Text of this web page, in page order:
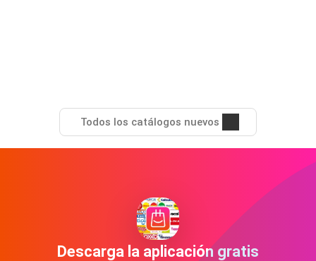
Todos los catálogos nuevos
Descarga la aplicación gratis